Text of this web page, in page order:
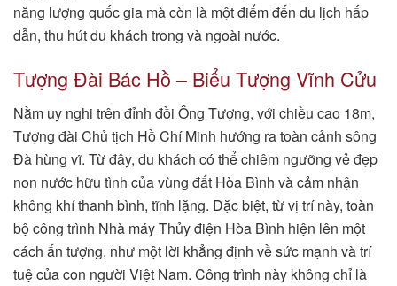
năng lượng quốc gia mà còn là một điểm đến du lịch hấp
dẫn, thu hút du khách trong và ngoài nước.
Tượng Đài Bác Hồ – Biểu Tượng Vĩnh Cửu
Nằm uy nghi trên đỉnh đồi Ông Tượng, với chiều cao 18m,
Tượng đài Chủ tịch Hồ Chí Minh hướng ra toàn cảnh sông
Đà hùng vĩ. Từ đây, du khách có thể chiêm ngưỡng vẻ đẹp
non nước hữu tình của vùng đất Hòa Bình và cảm nhận
không khí thanh bình, tĩnh lặng. Đặc biệt, từ vị trí này, toàn
bộ công trình Nhà máy Thủy điện Hòa Bình hiện lên một
cách ấn tượng, như một lời khẳng định về sức mạnh và trí
tuệ của con người Việt Nam. Công trình này không chỉ là